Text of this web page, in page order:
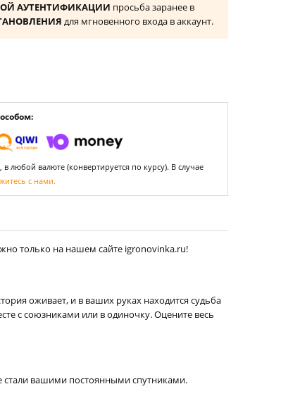
АУТЕНТИФИКАЦИИ просьба заранее в
для мгновенного входа в аккаунт.
валюте (конвертируется по курсу). В случае
с нами.
только на нашем сайте igronovinka.ru!
оживает, и в ваших руках находится судьба
с союзниками или в одиночку. Оцените весь
стали вашими постоянными спутниками.